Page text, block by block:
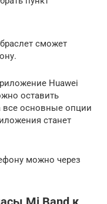
сможет
Huawei
оставить
все основные опции
станет
можно через